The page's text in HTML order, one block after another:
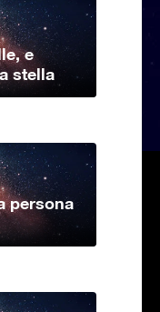
e
stella
persona